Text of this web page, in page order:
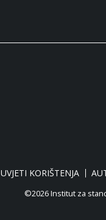
UVJETI KORIŠTENJA
©2026 Institut za